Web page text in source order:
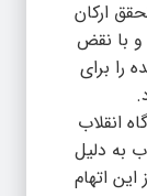
ارکان
و با نقض
پرونده را برای
مجدد به شعبه ۲۹ دادگاه انقلاب
دادگاه انقلاب به دلیل
این اتهام